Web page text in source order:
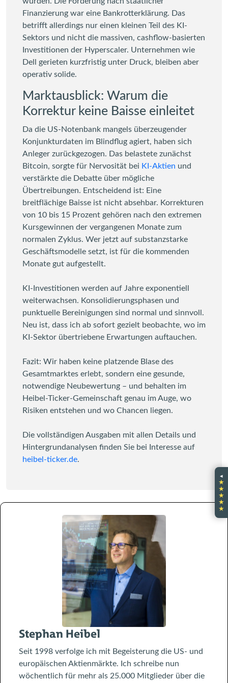
Finanzierung war eine Bankrotterklärung. Das
betrifft allerdings nur einen kleinen Teil des KI-
Sektors und nicht die massiven, cashflow-basierten
Investitionen der Hyperscaler. Unternehmen wie
Dell gerieten kurzfristig unter Druck, bleiben aber
operativ solide.
Marktausblick: Warum die
Korrektur keine Baisse einleitet
Da die US-Notenbank mangels überzeugender
Konjunkturdaten im Blindflug agiert, haben sich
Anleger zurückgezogen. Das belastete zunächst
Bitcoin, sorgte für Nervosität bei KI-Aktien und
verstärkte die Debatte über mögliche
Übertreibungen. Entscheidend ist: Eine
breitflächige Baisse ist nicht absehbar. Korrekturen
von 10 bis 15 Prozent gehören nach den extremen
Kursgewinnen der vergangenen Monate zum
normalen Zyklus. Wer jetzt auf substanzstarke
Geschäftsmodelle setzt, ist für die kommenden
Monate gut aufgestellt.
KI-Investitionen werden auf Jahre exponentiell
weiterwachsen. Konsolidierungsphasen und
punktuelle Bereinigungen sind normal und sinnvoll.
Neu ist, dass ich ab sofort gezielt beobachte, wo im
KI-Sektor übertriebene Erwartungen auftauchen.
Fazit: Wir haben keine platzende Blase des
Gesamtmarktes erlebt, sondern eine gesunde,
notwendige Neubewertung – und behalten im
Heibel-Ticker-Gemeinschaft genau im Auge, wo
Risiken entstehen und wo Chancen liegen.
Die vollständigen Ausgaben mit allen Details und
Hintergrundanalysen finden Sie bei Interesse auf
heibel-ticker.de.
Stephan Heibel
Seit 1998 verfolge ich mit Begeisterung die US- und
europäischen Aktienmärkte. Ich schreibe nun
wöchentlich für mehr als 25.000 Mitglieder über die
◂
★
★
★
★
★